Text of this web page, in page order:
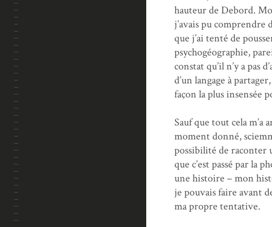
hauteur de Debord.
j’avais pu comprendre
que j’ai tenté de
psychogéographie,
constat qu’il n’y a pas
d’un langage à
façon la plus insensée
Sauf que tout cela m’a
moment donné,
possibilité de raconter
que c’est passé par la
une histoire – mon
je pouvais faire avant
ma propre tentative.